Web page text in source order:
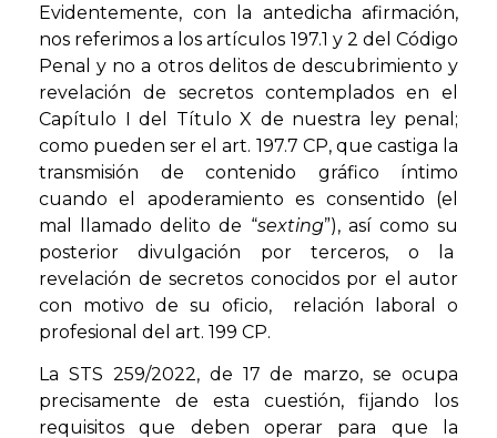
Evidentemente, con la antedicha afirmación,
nos referimos a los artículos 197.1 y 2 del Código
Penal y no a otros delitos de descubrimiento y
revelación de secretos contemplados en el
Capítulo I del Título X de nuestra ley penal;
como pueden ser el art. 197.7 CP, que castiga la
transmisión de contenido gráfico íntimo
cuando el apoderamiento es consentido (el
mal llamado delito de “sexting”), así como su
posterior divulgación por terceros, o la
revelación de secretos conocidos por el autor
con motivo de su oficio, relación laboral o
profesional del art. 199 CP.
La STS 259/2022, de 17 de marzo, se ocupa
precisamente de esta cuestión, fijando los
requisitos que deben operar para que la